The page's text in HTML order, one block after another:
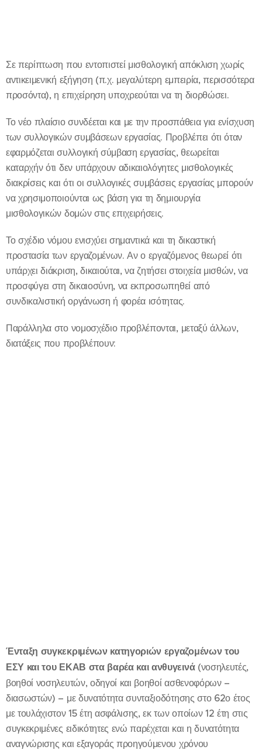
Σε περίπτωση που εντοπιστεί μισθολογική απόκλιση χωρίς
αντικειμενική εξήγηση (π.χ. μεγαλύτερη εμπειρία, περισσότερα
προσόντα), η επιχείρηση υποχρεούται να τη διορθώσει.
Το νέο πλαίσιο συνδέεται και με την προσπάθεια για ενίσχυση
των συλλογικών συμβάσεων εργασίας. Προβλέπει ότι όταν
εφαρμόζεται συλλογική σύμβαση εργασίας, θεωρείται
καταρχήν ότι δεν υπάρχουν αδικαιολόγητες μισθολογικές
διακρίσεις και ότι οι συλλογικές συμβάσεις εργασίας μπορούν
να χρησιμοποιούνται ως βάση για τη δημιουργία
μισθολογικών δομών στις επιχειρήσεις.
Το σχέδιο νόμου ενισχύει σημαντικά και τη δικαστική
προστασία των εργαζομένων. Αν ο εργαζόμενος θεωρεί ότι
υπάρχει διάκριση, δικαιούται, να ζητήσει στοιχεία μισθών, να
προσφύγει στη δικαιοσύνη, να εκπροσωπηθεί από
συνδικαλιστική οργάνωση ή φορέα ισότητας.
Παράλληλα στο νομοσχέδιο προβλέπονται, μεταξύ άλλων,
διατάξεις που προβλέπουν:
Ένταξη συγκεκριμένων κατηγοριών εργαζομένων του
ΕΣΥ και του ΕΚΑΒ στα βαρέα και ανθυγεινά(νοσηλευτές,
βοηθοί νοσηλευτών, οδηγοί και βοηθοί ασθενοφόρων –
διασωστών) – με δυνατότητα συνταξιοδότησης στο 62ο έτος
με τουλάχιστον 15 έτη ασφάλισης, εκ των οποίων 12 έτη στις
συγκεκριμένες ειδικότητες ενώ παρέχεται και η δυνατότητα
αναγνώρισης και εξαγοράς προηγούμενου χρόνου